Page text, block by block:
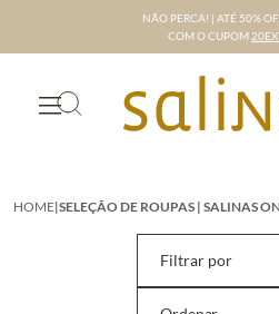
NÃO PERCA! | ATÉ 50%
COM O CUPOM
HOME|SELEÇÃO DE ROUPAS | SALINAS
Filtrar por